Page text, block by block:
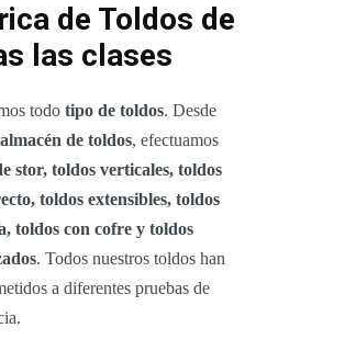
de Toldos de
las clases
todo tipo de toldos. Desde
almacén de toldos, efectuamos
stor, toldos verticales, toldos
toldos extensibles, toldos
toldos con cofre y toldos
. Todos nuestros toldos han
a diferentes pruebas de